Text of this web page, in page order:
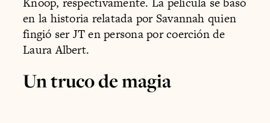
en la historia relatada por Savannah quien
fingió ser JT en persona por coerción de
Laura Albert.
Un truco de magia